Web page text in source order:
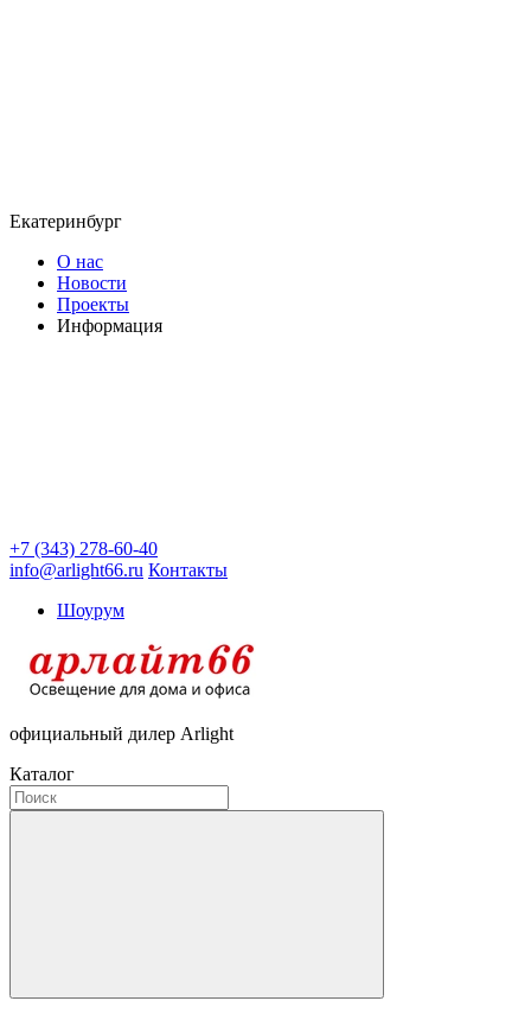
Екатеринбург
О нас
Новости
Проекты
Информация
+7 (343) 278-60-40
info@arlight66.ru Контакты
Шоурум
официальный дилер Arlight
Каталог